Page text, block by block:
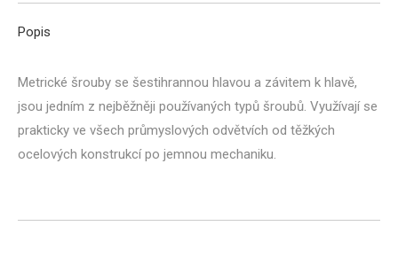
Popis
Metrické šrouby se šestihrannou hlavou a závitem k hlavě,
jsou jedním z nejběžněji používaných typů šroubů. Využívají se
prakticky ve všech průmyslových odvětvích od těžkých
ocelových konstrukcí po jemnou mechaniku.